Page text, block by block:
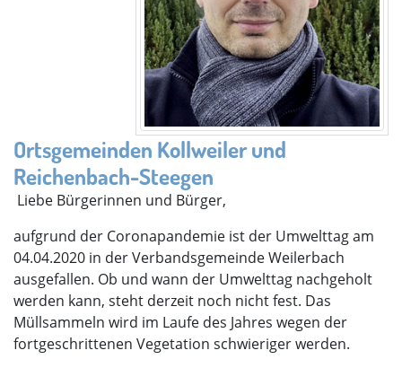
Ortsgemeinden Kollweiler und
Reichenbach-Steegen
Liebe Bürgerinnen und Bürger,
aufgrund der Coronapandemie ist der Umwelttag am
04.04.2020 in der Verbandsgemeinde Weilerbach
ausgefallen. Ob und wann der Umwelttag nachgeholt
werden kann, steht derzeit noch nicht fest. Das
Müllsammeln wird im Laufe des Jahres wegen der
fortgeschrittenen Vegetation schwieriger werden.